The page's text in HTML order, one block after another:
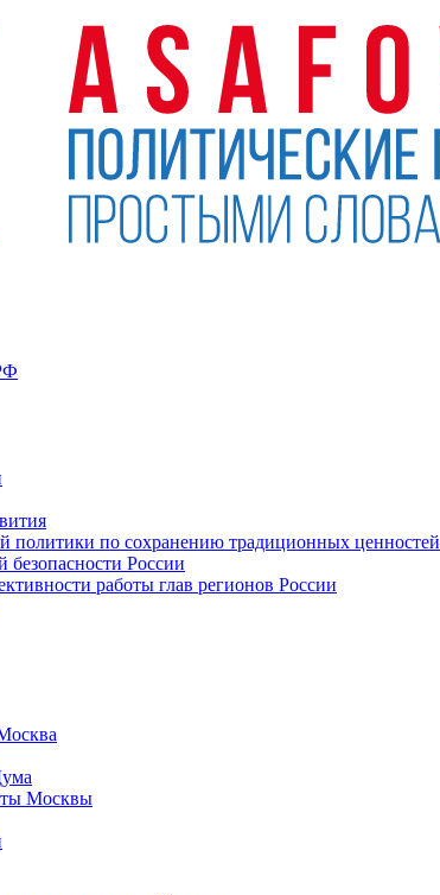
политики по сохранению традиционных ценностей
безопасности России
работы глав регионов России
Москвы